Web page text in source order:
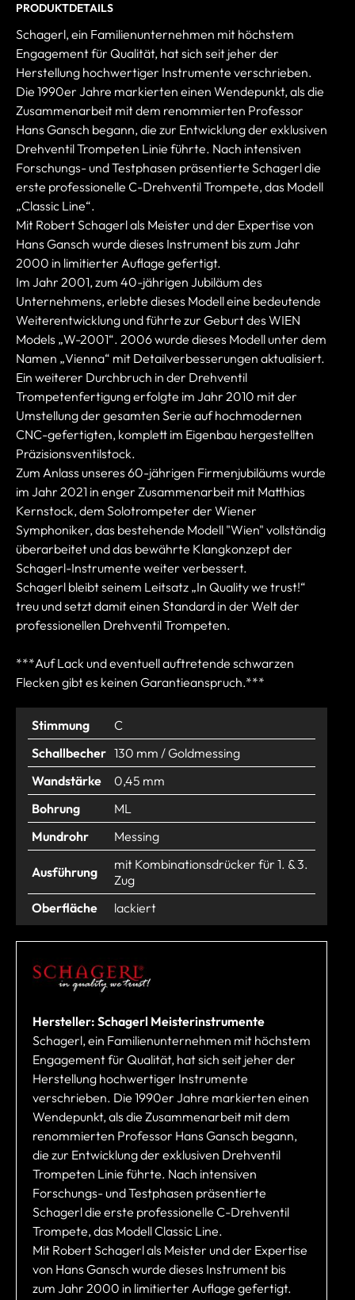
PRODUKTDETAILS
Schagerl, ein Familienunternehmen mit höchstem
Engagement für Qualität, hat sich seit jeher der
Herstellung hochwertiger Instrumente verschrieben.
Die 1990er Jahre markierten einen Wendepunkt, als die
Zusammenarbeit mit dem renommierten Professor
Hans Gansch begann, die zur Entwicklung der exklusiven
Drehventil Trompeten Linie führte. Nach intensiven
Forschungs- und Testphasen präsentierte Schagerl die
erste professionelle C-Drehventil Trompete, das Modell
„Classic Line“.
Mit Robert Schagerl als Meister und der Expertise von
Hans Gansch wurde dieses Instrument bis zum Jahr
2000 in limitierter Auflage gefertigt.
Im Jahr 2001, zum 40-jährigen Jubiläum des
Unternehmens, erlebte dieses Modell eine bedeutende
Weiterentwicklung und führte zur Geburt des WIEN
Models „W-2001“. 2006 wurde dieses Modell unter dem
Namen „Vienna“ mit Detailverbesserungen aktualisiert.
Ein weiterer Durchbruch in der Drehventil
Trompetenfertigung erfolgte im Jahr 2010 mit der
Umstellung der gesamten Serie auf hochmodernen
CNC-gefertigten, komplett im Eigenbau hergestellten
Präzisionsventilstock.
Zum Anlass unseres 60-jährigen Firmenjubiläums wurde
im Jahr 2021 in enger Zusammenarbeit mit Matthias
Kernstock, dem Solotrompeter der Wiener
Symphoniker, das bestehende Modell "Wien" vollständig
überarbeitet und das bewährte Klangkonzept der
Schagerl-Instrumente weiter verbessert.
Schagerl bleibt seinem Leitsatz „In Quality we trust!“
treu und setzt damit einen Standard in der Welt der
professionellen Drehventil Trompeten.
***Auf Lack und eventuell auftretende schwarzen
Flecken gibt es keinen Garantieanspruch.***
Stimmung
C
Schallbecher 130 mm / Goldmessing
Wandstärke
0,45 mm
Bohrung
ML
Mundrohr
Messing
Ausführung
mit Kombinationsdrücker für 1. & 3.
Zug
Oberfläche
lackiert
Hersteller: Schagerl Meisterinstrumente
Schagerl, ein Familienunternehmen mit höchstem
Engagement für Qualität, hat sich seit jeher der
Herstellung hochwertiger Instrumente
verschrieben. Die 1990er Jahre markierten einen
Wendepunkt, als die Zusammenarbeit mit dem
renommierten Professor Hans Gansch begann,
die zur Entwicklung der exklusiven Drehventil
Trompeten Linie führte. Nach intensiven
Forschungs- und Testphasen präsentierte
Schagerl die erste professionelle C-Drehventil
Trompete, das Modell Classic Line.
Mit Robert Schagerl als Meister und der Expertise
von Hans Gansch wurde dieses Instrument bis
zum Jahr 2000 in limitierter Auflage gefertigt.